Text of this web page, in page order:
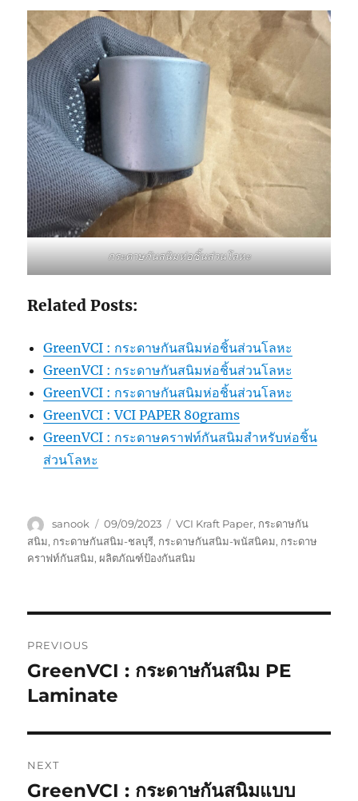
กระดาษกันสนิมห่อชิ้นส่วนโลหะ
Related Posts:
GreenVCI : กระดาษกันสนิมห่อชิ้นส่วนโลหะ
GreenVCI : กระดาษกันสนิมห่อชิ้นส่วนโลหะ
GreenVCI : กระดาษกันสนิมห่อชิ้นส่วนโลหะ
GreenVCI : VCI PAPER 80grams
GreenVCI : กระดาษคราฟท์กันสนิมสำหรับห่อชิ้น
ส่วนโลหะ
Author
sanook
Posted
on
09/09/2023 Tags
VCI Kraft Paper, กระดาษกัน
สนิม, กระดาษกันสนิม-ชลบุรี, กระดาษกันสนิม-พนัสนิคม, กระดาษ
คราฟท์กันสนิม, ผลิตภัณฑ์ป้องกันสนิม
navigation
PREVIOUS
Previous
post:
GreenVCI : กระดาษกันสนิม PE
Laminate
NEXT
Next
GreenVCI : กระดาษกันสนิมแบบ